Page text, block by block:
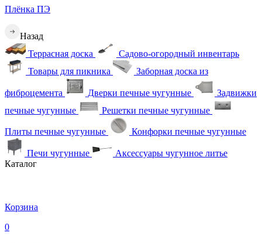
Плёнка ПЭ
Назад
Террасная доска
Садово-огородный инвентарь
Товары для пикника
Заборная доска из
фиброцемента Дверки печные чугунные
Задвижки
печные чугунные
Решетки печные чугунные
Плиты печные чугунные Конфорки печные чугунные
Печи чугунные
Аксессуары чугунное литье
Каталог
Корзина
0